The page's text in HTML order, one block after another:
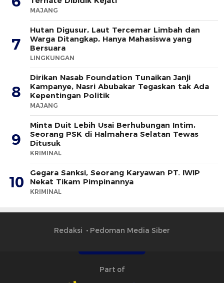
MAJANG
7
Hutan Digusur, Laut Tercemar Limbah dan
Warga Ditangkap, Hanya Mahasiswa yang
Bersuara
LINGKUNGAN
8
Dirikan Nasab Foundation Tunaikan Janji
Kampanye, Nasri Abubakar Tegaskan tak Ada
Kepentingan Politik
MAJANG
9
Minta Duit Lebih Usai Berhubungan Intim,
Seorang PSK di Halmahera Selatan Tewas
Ditusuk
KRIMINAL
10
Gegara Sanksi, Seorang Karyawan PT. IWIP
Nekat Tikam Pimpinannya
KRIMINAL
Redaksi Pedoman Media Siber
Part of